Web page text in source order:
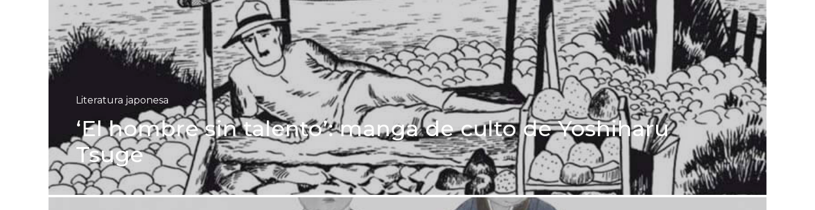
Literatura japonesa
‘El hombre sin talento’: manga de culto de Yoshiharu
Tsuge